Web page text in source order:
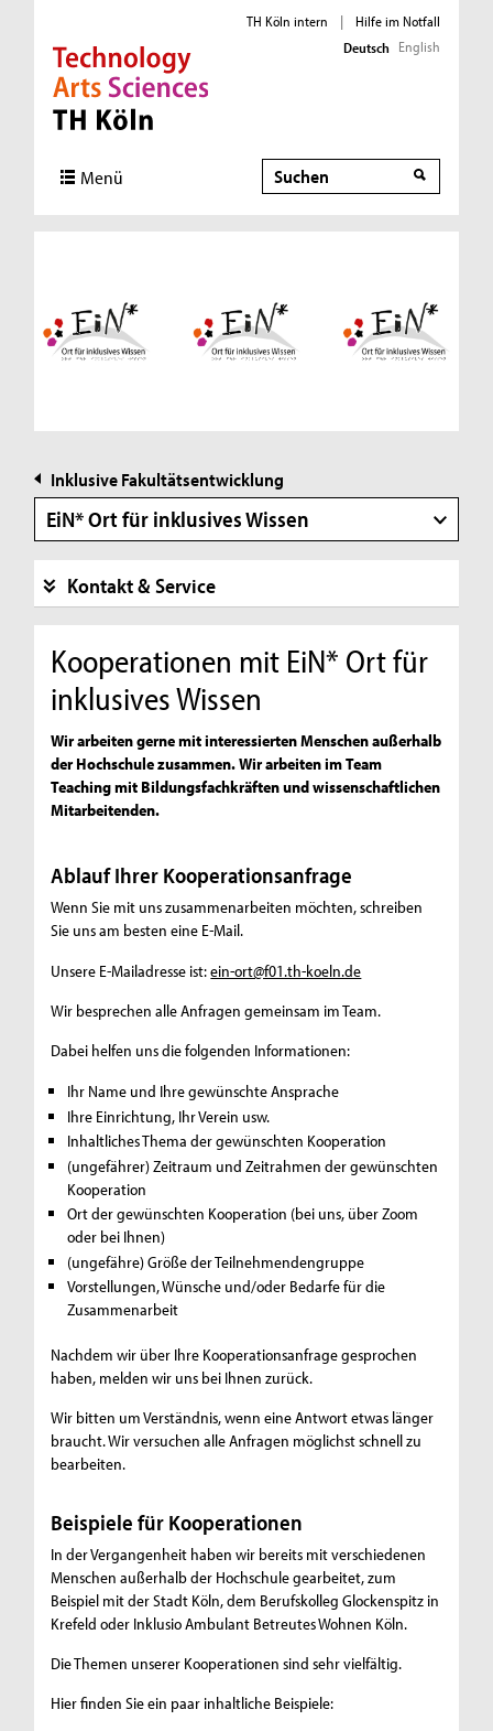
Direkt zur Hauptnavigation
Direkt zur Subnavigation
Direkt zum Inhalt
Direkt zum Fußbereich
TH Köln intern |
Hilfe im Notfall
Deutsch English
Menü Suche
Suche
Inklusive Fakultätsentwicklung
EiN* Ort für inklusives Wissen
Kontakt & Service
Kooperationen mit EiN* Ort für
inklusives Wissen
Wir arbeiten gerne mit interessierten Menschen außerhalb
der Hochschule zusammen. Wir arbeiten im Team
Teaching mit Bildungsfachkräften und wissenschaftlichen
Mitarbeitenden.
Ablauf Ihrer Kooperationsanfrage
Wenn Sie mit uns zusammenarbeiten möchten, schreiben
Sie uns am besten eine E-Mail.
Unsere E-Mailadresse ist:ein-ort@f01.th-koeln.de
Wir besprechen alle Anfragen gemeinsam im Team.
Dabei helfen uns die folgenden Informationen:
Ihr Name und Ihre gewünschte Ansprache
Ihre Einrichtung, Ihr Verein usw.
Inhaltliches Thema der gewünschten Kooperation
(ungefährer) Zeitraum und Zeitrahmen der gewünschten
Kooperation
Ort der gewünschten Kooperation (bei uns, über Zoom
oder bei Ihnen)
(ungefähre) Größe der Teilnehmendengruppe
Vorstellungen, Wünsche und/oder Bedarfe für die
Zusammenarbeit
Nachdem wir über Ihre Kooperationsanfrage gesprochen
haben, melden wir uns bei Ihnen zurück.
Wir bitten um Verständnis, wenn eine Antwort etwas länger
braucht. Wir versuchen alle Anfragen möglichst schnell zu
bearbeiten.
Beispiele für Kooperationen
In der Vergangenheit haben wir bereits mit verschiedenen
Menschen außerhalb der Hochschule gearbeitet, zum
Beispiel mit der Stadt Köln, dem Berufskolleg Glockenspitz in
Krefeld oder Inklusio Ambulant Betreutes Wohnen Köln.
Die Themen unserer Kooperationen sind sehr vielfältig.
Hier finden Sie ein paar inhaltliche Beispiele: